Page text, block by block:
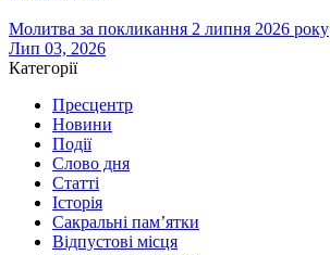
Молитва за покликання 2 липня 2026 року
Лип 03, 2026
Категорії
Пресцентр
Новини
Події
Слово дня
Статті
Історія
Сакральні пам’ятки
Відпустові місця